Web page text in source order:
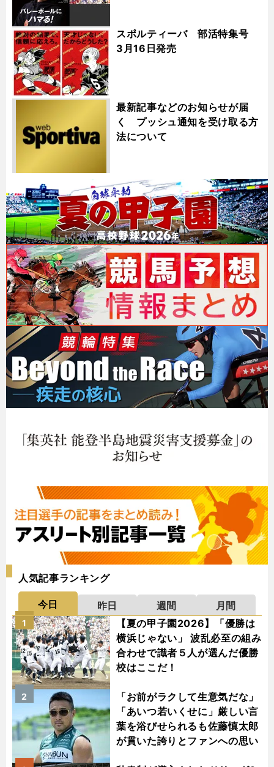
スポルティーバ 部活特集号
3月16日発売
最新記事などのお知らせが届
く プッシュ通知を受け取る方
法について
人気記事ランキング
今日 昨日 週間
月間
【夏の甲子園2026】「優勝は
横浜じゃない」 波乱必至の組み
合わせで識者５人が選んだ優勝
校はここだ！
1
「お前がラクして生意気だな」
「あいつ若いくせに」厳しい言
葉を浴びせられるも佐藤慎太郎
が貫いた誇りとファンへの思い
2